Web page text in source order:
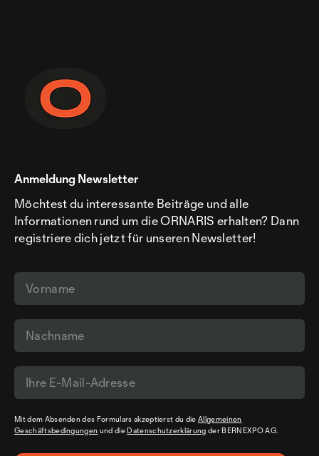
Anmeldung Newsletter
Möchtest du interessante Beiträge und alle
Informationen rund um die ORNARIS erhalten? Dann
registriere dich jetzt für unseren Newsletter!
Mit dem Absenden des Formulars akzeptierst du dieAllgemeinen
Geschäftsbedingungen und die Datenschutzerklärung der BERNEXPO AG.